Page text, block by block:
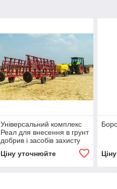
Універсальний комплекс
Реал для внесення в грунт
добрив і засобів захисту
Ціну уточнюйте